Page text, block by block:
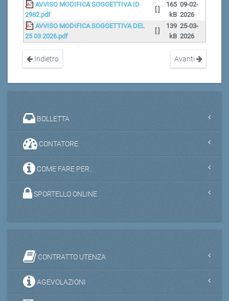
AVVISO MODIFICA SOGGETTIVA ID
2982.pdf
165
kB
09-02-
2026
AVVISO MODIFICA SOGGETTIVA DEL
25 03 2026.pdf
139
kB
25-03-
2026
Indietro Avanti
BOLLETTA
CONTATORE
COME FARE PER...
SPORTELLO ONLINE
CONTRATTO UTENZA
AGEVOLAZIONI